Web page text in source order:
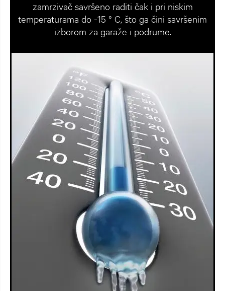
zamrzivač savršeno raditi čak i pri niskim
temperaturama do -15 ° C, što ga čini savršenim
izborom za garaže i podrume.